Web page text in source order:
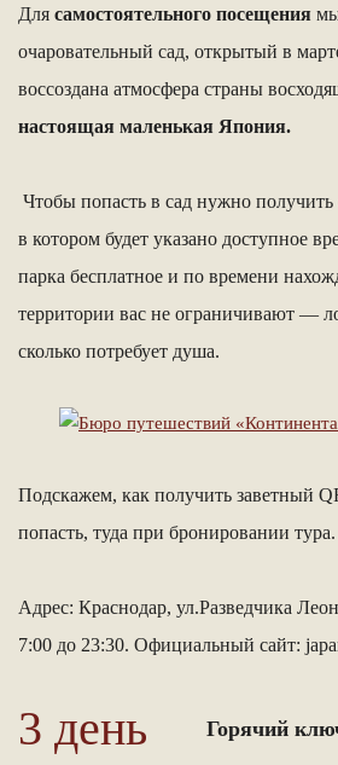
Для самостоятельного посещения
очаровательный сад, открытый в
воссоздана атмосфера страны
настоящая маленькая Япония.
Чтобы попасть в сад нужно
в котором будет указано доступное
парка бесплатное и по времени
территории вас не ограничивают —
сколько потребует душа.
Подскажем, как получить заветный
попасть, туда при бронировании тура.
Адрес: Краснодар, ул.Разведчика
7:00 до 23:30. Официальный сайт:
3 день Горячий